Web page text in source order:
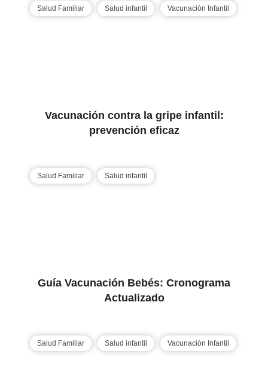
Salud Familiar Salud infantil Vacunación Infantil
Vacunación contra la gripe infantil:
prevención eficaz
Salud Familiar Salud infantil
Guía Vacunación Bebés: Cronograma
Actualizado
Salud Familiar Salud infantil Vacunación Infantil